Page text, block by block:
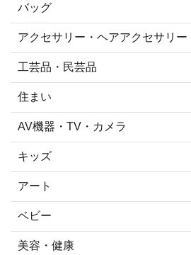
バッグ
アクセサリー・ヘアアクセサリー
工芸品・民芸品
住まい
AV機器・TV・カメラ
キッズ
アート
ベビー
美容・健康